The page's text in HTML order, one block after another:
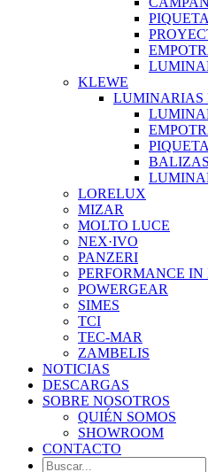
KLEWE
LUMINARIAS
BALIZAS
LORELUX
MIZAR
MOLTO LUCE
NEX·IVO
PANZERI
PERFORMANCE
POWERGEAR
SIMES
TCI
TEC-MAR
ZAMBELIS
NOTICIAS
DESCARGAS
SOBRE NOSOTROS
QUIÉN SOMOS
SHOWROOM
CONTACTO
Buscar: